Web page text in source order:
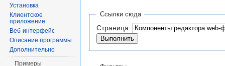
Ссылки сюда
Страница:
Установка
Клиентское
приложение
Веб-интерфейс
Описание программы
Дополнительно
Примеры